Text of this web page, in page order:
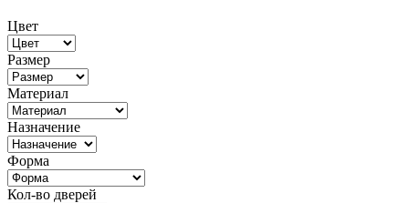
Цвет
Размер
Материал
Назначение
Форма
Кол-во дверей